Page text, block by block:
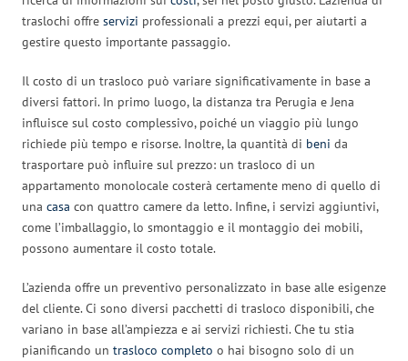
traslochi offre servizi professionali a prezzi equi, per aiutarti a
gestire questo importante passaggio.
Il costo di un trasloco può variare significativamente in base a
diversi fattori. In primo luogo, la distanza tra Perugia e Jena
influisce sul costo complessivo, poiché un viaggio più lungo
richiede più tempo e risorse. Inoltre, la quantità di beni da
trasportare può influire sul prezzo: un trasloco di un
appartamento monolocale costerà certamente meno di quello di
una casa con quattro camere da letto. Infine, i servizi aggiuntivi,
come l’imballaggio, lo smontaggio e il montaggio dei mobili,
possono aumentare il costo totale.
L’azienda offre un preventivo personalizzato in base alle esigenze
del cliente. Ci sono diversi pacchetti di trasloco disponibili, che
variano in base all’ampiezza e ai servizi richiesti. Che tu stia
pianificando un trasloco completo o hai bisogno solo di un